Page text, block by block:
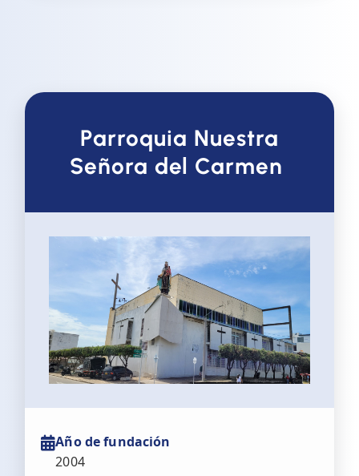
Parroquia Nuestra
Señora del Carmen
Año de fundación
2004